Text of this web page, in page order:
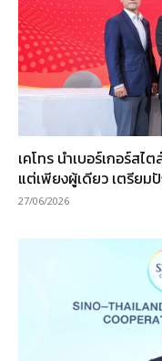
เคโทร นำเบอร์เกอร์สไ
แต่เพียงผู้เดียว เตรียม
27/06/2026